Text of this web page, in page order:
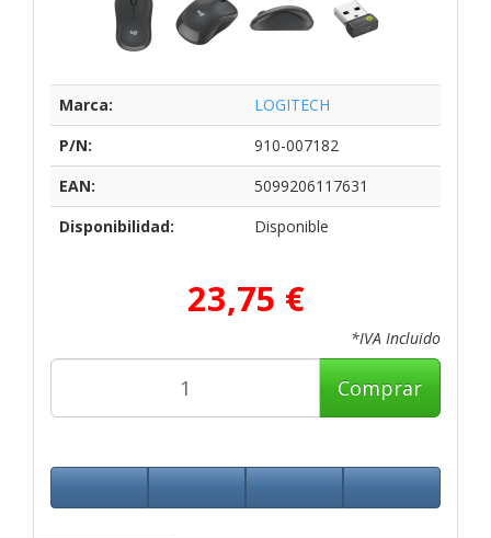
Marca:
LOGITECH
P/N:
910-007182
EAN:
5099206117631
Disponibilidad:
Disponible
23,75 €
*IVA Incluido
Comprar